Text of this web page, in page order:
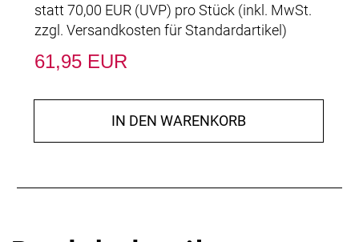
statt 70,00 EUR (UVP) pro Stück (inkl. MwSt.
zzgl. Versandkosten für Standardartikel)
61,95 EUR
IN DEN WARENKORB